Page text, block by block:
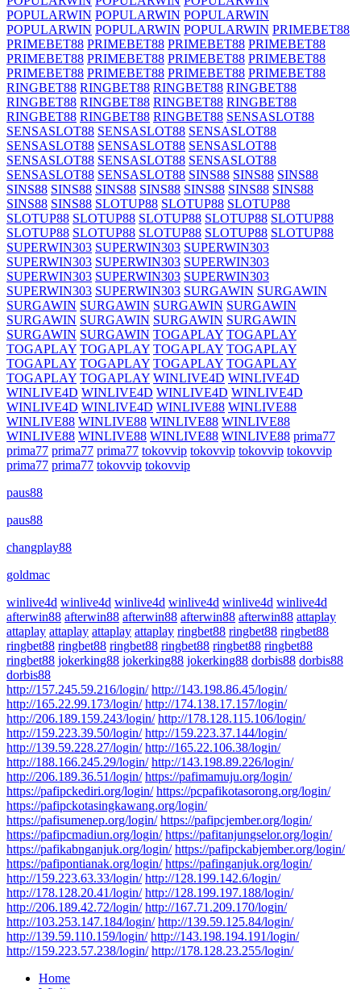
POPULARWIN POPULARWIN POPULARWIN
POPULARWIN POPULARWIN POPULARWIN PRIMEBET88
PRIMEBET88 PRIMEBET88 PRIMEBET88 PRIMEBET88
PRIMEBET88 PRIMEBET88 PRIMEBET88 PRIMEBET88
PRIMEBET88 PRIMEBET88 PRIMEBET88 PRIMEBET88
RINGBET88 RINGBET88 RINGBET88 RINGBET88
RINGBET88 RINGBET88 RINGBET88 RINGBET88
RINGBET88 RINGBET88 RINGBET88 SENSASLOT88
SENSASLOT88 SENSASLOT88 SENSASLOT88
SENSASLOT88 SENSASLOT88 SENSASLOT88
SENSASLOT88 SENSASLOT88 SENSASLOT88
SENSASLOT88 SENSASLOT88 SINS88 SINS88 SINS88
SINS88 SINS88 SINS88 SINS88 SINS88 SINS88 SINS88
SINS88 SINS88 SLOTUP88 SLOTUP88 SLOTUP88
SLOTUP88 SLOTUP88 SLOTUP88 SLOTUP88 SLOTUP88
SLOTUP88 SLOTUP88 SLOTUP88 SLOTUP88 SLOTUP88
SUPERWIN303 SUPERWIN303 SUPERWIN303
SUPERWIN303 SUPERWIN303 SUPERWIN303
SUPERWIN303 SUPERWIN303 SUPERWIN303
SUPERWIN303 SUPERWIN303 SURGAWIN SURGAWIN
SURGAWIN SURGAWIN SURGAWIN SURGAWIN
SURGAWIN SURGAWIN SURGAWIN SURGAWIN
SURGAWIN SURGAWIN TOGAPLAY TOGAPLAY
TOGAPLAY TOGAPLAY TOGAPLAY TOGAPLAY
TOGAPLAY TOGAPLAY TOGAPLAY TOGAPLAY
TOGAPLAY TOGAPLAY WINLIVE4D WINLIVE4D
WINLIVE4D WINLIVE4D WINLIVE4D WINLIVE4D
WINLIVE4D WINLIVE4D WINLIVE88 WINLIVE88
WINLIVE88 WINLIVE88 WINLIVE88 WINLIVE88
WINLIVE88 WINLIVE88 WINLIVE88 WINLIVE88 prima77
prima77 prima77 prima77 tokovvip tokovvip tokovvip tokovvip
prima77 prima77 tokovvip tokovvip
paus88
paus88
changplay88
goldmac
winlive4d winlive4d winlive4d winlive4d winlive4d winlive4d
afterwin88 afterwin88 afterwin88 afterwin88 afterwin88 attaplay
attaplay attaplay attaplay attaplay ringbet88 ringbet88 ringbet88
ringbet88 ringbet88 ringbet88 ringbet88 ringbet88 ringbet88
ringbet88 jokerking88 jokerking88 jokerking88 dorbis88 dorbis88
dorbis88
http://157.245.59.216/login/ http://143.198.86.45/login/
http://165.22.99.173/login/ http://174.138.17.157/login/
http://206.189.159.243/login/ http://178.128.115.106/login/
http://159.223.39.50/login/ http://159.223.37.144/login/
http://139.59.228.27/login/ http://165.22.106.38/login/
http://188.166.245.29/login/ http://143.198.89.226/login/
http://206.189.36.51/login/ https://pafimamuju.org/login/
https://pafipckediri.org/login/ https://pcpafikotasorong.org/login/
https://pafipckotasingkawang.org/login/
https://pafisumenep.org/login/ https://pafipcjember.org/login/
https://pafipcmadiun.org/login/ https://pafitanjungselor.org/login/
https://pafikabnganjuk.org/login/ https://pafipckabjember.org/login/
https://pafipontianak.org/login/ https://pafinganjuk.org/login/
http://159.223.63.33/login/ http://128.199.142.6/login/
http://178.128.20.41/login/ http://128.199.197.188/login/
http://206.189.42.72/login/ http://167.71.209.170/login/
http://103.253.147.184/login/ http://139.59.125.84/login/
http://139.59.110.159/login/ http://143.198.194.191/login/
http://159.223.57.238/login/ http://178.128.23.255/login/
Home